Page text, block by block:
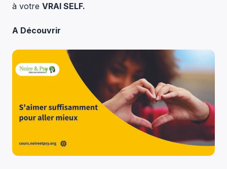
à votre VRAI SELF.
A Découvrir